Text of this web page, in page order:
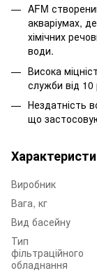
AFM
акваріумах,
хімічних
води.
Висока
служби від 10
Нездатність
що
Виробник
Вага, кг
Вид басейну
Тип
фільтраційного
обладнання